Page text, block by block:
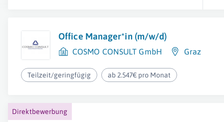
Office Manager*in (m/w/d)
COSMO CONSULT GmbH Graz
Teilzeit/geringfügig ab 2.547€ pro Monat
Direktbewerbung